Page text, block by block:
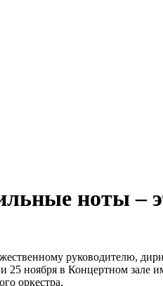
ноты –
руководителю,
25 ноября в Концертном
оркестра.